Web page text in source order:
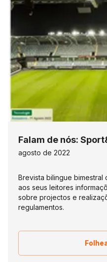
Falam de nós:
agosto de 2022
Brevista bilingue
aos seus leitores
sobre projectos e
regulamentos.